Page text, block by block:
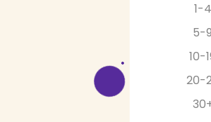
1-4
5-9
10-
20-